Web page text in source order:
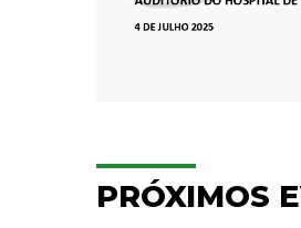
PRÓXIMOS